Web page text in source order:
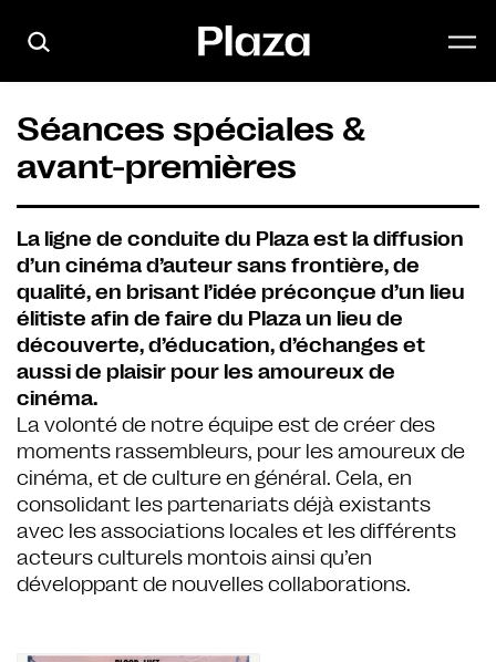
Séances spéciales &
avant-premières
La ligne de conduite du Plaza est la diffusion
d’un cinéma d’auteur sans frontière, de
qualité, en brisant l’idée préconçue d’un lieu
élitiste afin de faire du Plaza un lieu de
découverte, d’éducation, d’échanges et
aussi de plaisir pour les amoureux de
cinéma.
La volonté de notre équipe est de créer des
moments rassembleurs, pour les amoureux de
cinéma, et de culture en général. Cela, en
consolidant les partenariats déjà existants
avec les associations locales et les différents
acteurs culturels montois ainsi qu’en
développant de nouvelles collaborations.